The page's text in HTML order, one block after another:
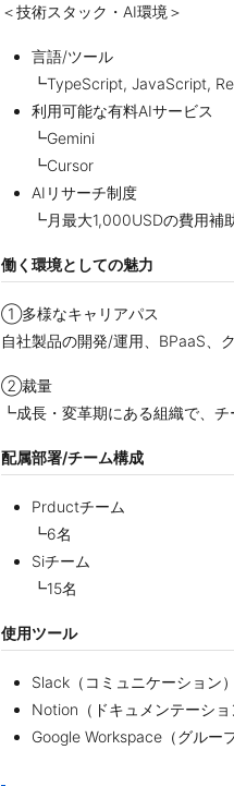
＜技術スタック・AI環境＞
言語/ツール
┗TypeScript, JavaScript,
利用可能な有料AIサービス
┗Gemini
┗Cursor
AIリサーチ制度
┗月最大1,000USDの費用補
働く環境としての魅力
①多様なキャリアパス
自社製品の開発/運用、BPaaS、
②裁量
┗成長・変革期にある組織で、
配属部署/チーム構成
Prductチーム
┗6名
Siチーム
┗15名
使用ツール
Slack（コミュニケーション）
Notion（ドキュメンテーショ
Google Workspace（グルー